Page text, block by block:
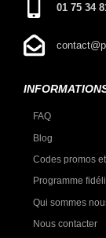
01 75 34
FAQ
Blog
Codes promos
Programme
Qui sommes
Nous contacter